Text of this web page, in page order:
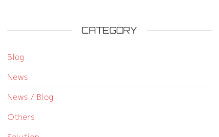
CATEGORY
Blog
News
News / Blog
Others